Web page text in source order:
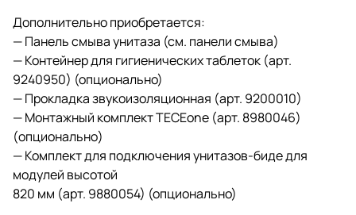
Дополнительно приобретается:
— Панель смыва унитаза (см. панели смыва)
— Контейнер для гигиенических таблеток (арт.
9240950) (опционально)
— Прокладка звукоизоляционная (арт. 9200010)
— Монтажный комплект TECEone (арт. 8980046)
(опционально)
— Комплект для подключения унитазов-биде для
модулей высотой
820 мм (арт. 9880054) (опционально)